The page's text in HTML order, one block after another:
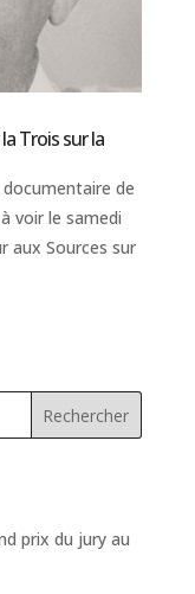
Trois sur la
de
voir le samedi
aux Sources sur
prix du jury au